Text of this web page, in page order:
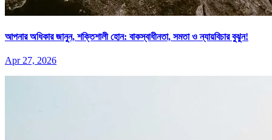
আপনার অধিকার জানুন, শক্তিশালী হোন: বাকস্বাধীনতা, সমতা ও ন্যায়বিচার বুঝুন!
Apr 27, 2026